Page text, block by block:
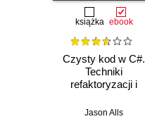
książka ebook
Czysty kod w C#.
Techniki
refaktoryzacji i
Jason Alls